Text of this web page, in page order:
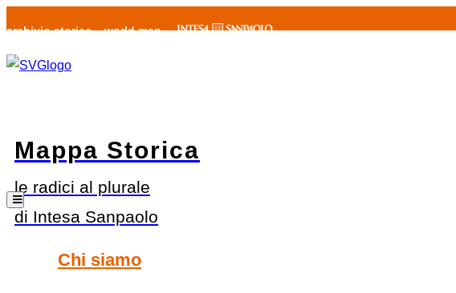
archivio storico world map
Mappa Storica
le radici al plurale
di Intesa Sanpaolo
Chi siamo